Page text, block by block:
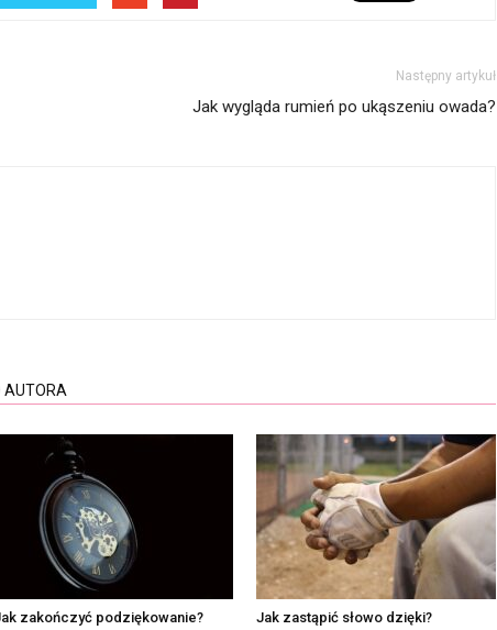
Następny artykuł
Jak wygląda rumień po ukąszeniu owada?
AUTORA
zakończyć podziękowanie? Jak zastąpić słowo dzięki?